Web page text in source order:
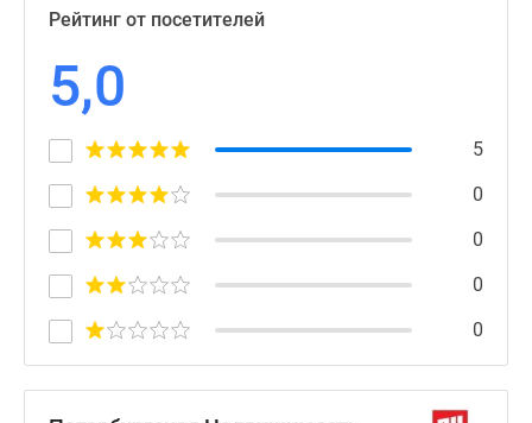
Рейтинг от посетителей
5,0
5
0
0
0
0